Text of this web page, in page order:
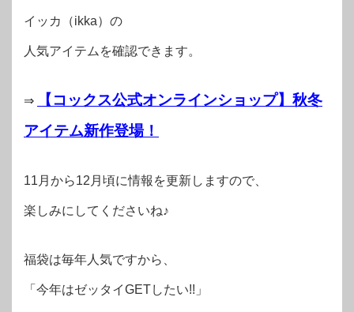
イッカ（ikka）の
人気アイテムを確認できます。
⇒
【コックス公式オンラインショップ】秋冬
アイテム新作登場！
11月から12月頃に情報を更新しますので、
楽しみにしてくださいね♪
福袋は毎年人気ですから、
「今年はゼッタイGETしたい!!」